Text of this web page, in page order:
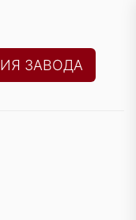
ЗАВОДА